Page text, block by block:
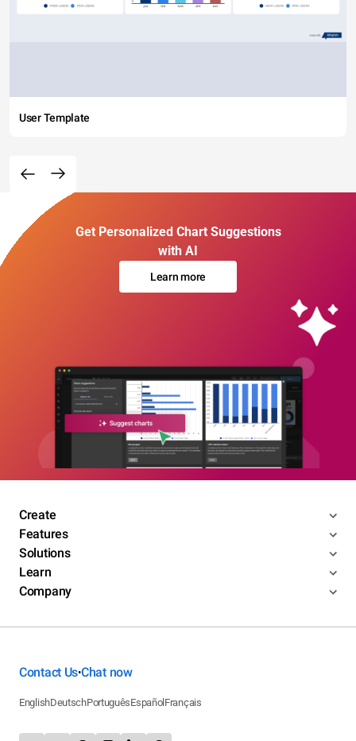
User Template
Get Personalized Chart Suggestions
with AI
Learn more
Create
Features
Solutions
Learn
Company
Contact Us•Chat now
EnglishDeutschPortuguêsEspañol Français